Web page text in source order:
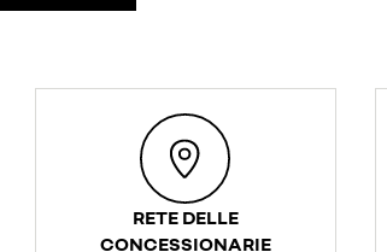
RETE DELLE
CONCESSIONARIE